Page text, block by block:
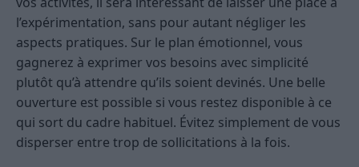
l’expérimentation, sans pour autant négliger les
aspects pratiques. Sur le plan émotionnel, vous
gagnerez à exprimer vos besoins avec simplicité
plutôt qu’à attendre qu’ils soient devinés. Une belle
ouverture est possible si vous restez disponible à ce
qui sort du cadre habituel. Évitez simplement de vous
disperser entre trop de sollicitations à la fois.